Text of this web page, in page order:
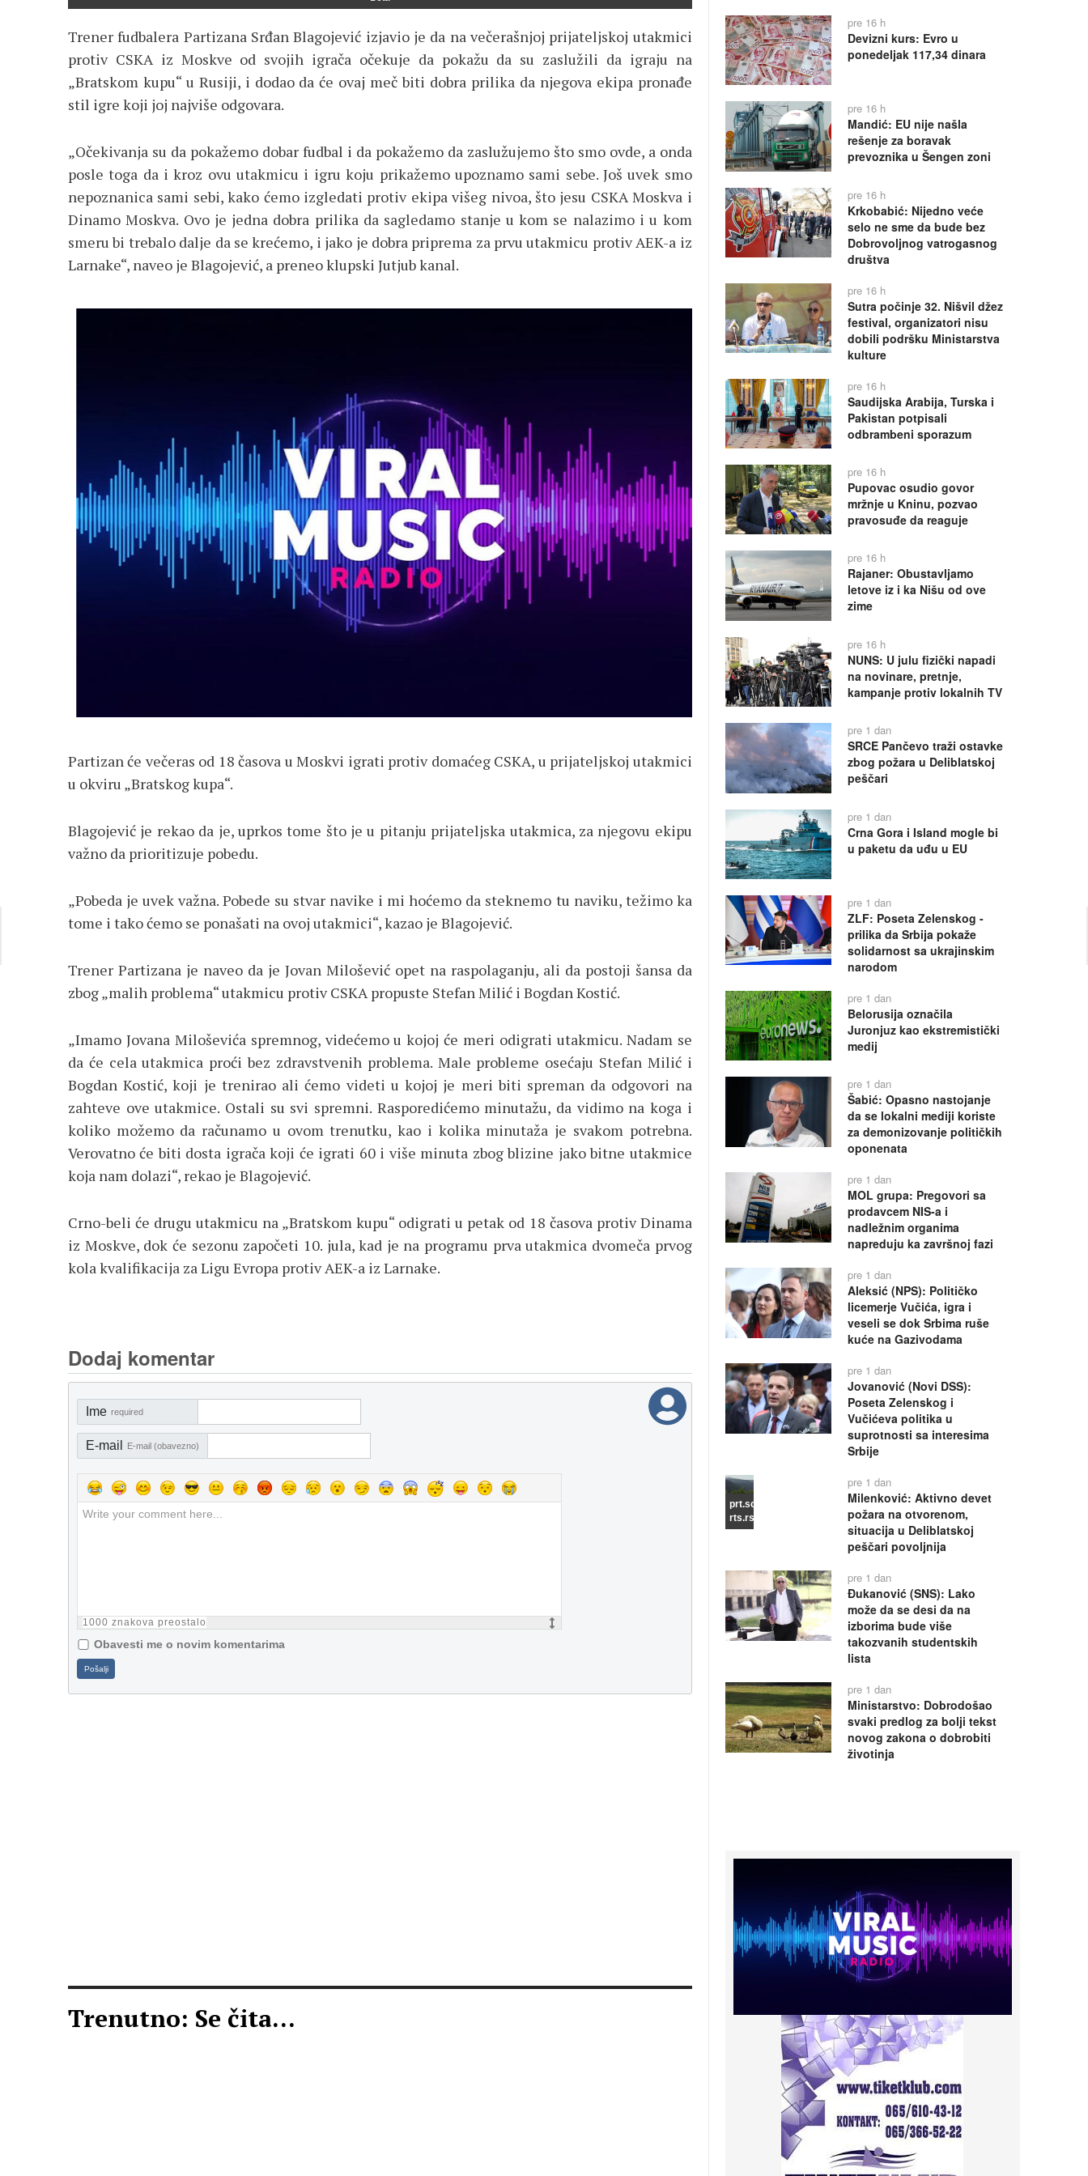
Trener fudbalera Partizana Srđan Blagojević izjavio je da na večerašnjoj prijateljskoj utakmici
protiv CSKA iz Moskve od svojih igrača očekuje da pokažu da su zaslužili da igraju na
„Bratskom kupu“ u Rusiji, i dodao da će ovaj meč biti dobra prilika da njegova ekipa pronađe
stil igre koji joj najviše odgovara.
„Očekivanja su da pokažemo dobar fudbal i da pokažemo da zaslužujemo što smo ovde, a onda
posle toga da i kroz ovu utakmicu i igru koju prikažemo upoznamo sami sebe. Još uvek smo
nepoznanica sami sebi, kako ćemo izgledati protiv ekipa višeg nivoa, što jesu CSKA Moskva i
Dinamo Moskva. Ovo je jedna dobra prilika da sagledamo stanje u kom se nalazimo i u kom
smeru bi trebalo dalje da se krećemo, i jako je dobra priprema za prvu utakmicu protiv AEK-a iz
Larnake“, naveo je Blagojević, a preneo klupski Jutjub kanal.
Partizan će večeras od 18 časova u Moskvi igrati protiv domaćeg CSKA, u prijateljskoj utakmici
u okviru „Bratskog kupa“.
Blagojević je rekao da je, uprkos tome što je u pitanju prijateljska utakmica, za njegovu ekipu
važno da prioritizuje pobedu.
„Pobeda je uvek važna. Pobede su stvar navike i mi hoćemo da steknemo tu naviku, težimo ka
tome i tako ćemo se ponašati na ovoj utakmici“, kazao je Blagojević.
Trener Partizana je naveo da je Jovan Milošević opet na raspolaganju, ali da postoji šansa da
zbog „malih problema“ utakmicu protiv CSKA propuste Stefan Milić i Bogdan Kostić.
„Imamo Jovana Miloševića spremnog, videćemo u kojoj će meri odigrati utakmicu. Nadam se
da će cela utakmica proći bez zdravstvenih problema. Male probleme osećaju Stefan Milić i
Bogdan Kostić, koji je trenirao ali ćemo videti u kojoj je meri biti spreman da odgovori na
zahteve ove utakmice. Ostali su svi spremni. Rasporedićemo minutažu, da vidimo na koga i
koliko možemo da računamo u ovom trenutku, kao i kolika minutaža je svakom potrebna.
Verovatno će biti dosta igrača koji će igrati 60 i više minuta zbog blizine jako bitne utakmice
koja nam dolazi“, rekao je Blagojević.
Crno-beli će drugu utakmicu na „Bratskom kupu“ odigrati u petak od 18 časova protiv Dinama
iz Moskve, dok će sezonu započeti 10. jula, kad je na programu prva utakmica dvomeča prvog
kola kvalifikacija za Ligu Evropa protiv AEK-a iz Larnake.
Dodaj komentar
Ime required
E-mail E-mail (obavezno)
1000 znakova preostalo
Obavesti me o novim komentarima
Pošalji
Trenutno: Se čita...
pre 16 h
Devizni kurs: Evro u
ponedeljak 117,34 dinara
pre 16 h
Mandić: EU nije našla
rešenje za boravak
prevoznika u Šengen zoni
pre 16 h
Krkobabić: Nijedno veće
selo ne sme da bude bez
Dobrovoljnog vatrogasnog
društva
pre 16 h
Sutra počinje 32. Nišvil džez
festival, organizatori nisu
dobili podršku Ministarstva
kulture
pre 16 h
Saudijska Arabija, Turska i
Pakistan potpisali
odbrambeni sporazum
pre 16 h
Pupovac osudio govor
mržnje u Kninu, pozvao
pravosuđe da reaguje
pre 16 h
Rajaner: Obustavljamo
letove iz i ka Nišu od ove
zime
pre 16 h
NUNS: U julu fizički napadi
na novinare, pretnje,
kampanje protiv lokalnih TV
pre 1 dan
SRCE Pančevo traži ostavke
zbog požara u Deliblatskoj
peščari
pre 1 dan
Crna Gora i Island mogle bi
u paketu da uđu u EU
pre 1 dan
ZLF: Poseta Zelenskog -
prilika da Srbija pokaže
solidarnost sa ukrajinskim
narodom
pre 1 dan
Belorusija označila
Juronjuz kao ekstremistički
medij
pre 1 dan
Šabić: Opasno nastojanje
da se lokalni mediji koriste
za demonizovanje političkih
oponenata
pre 1 dan
MOL grupa: Pregovori sa
prodavcem NIS-a i
nadležnim organima
napreduju ka završnoj fazi
pre 1 dan
Aleksić (NPS): Političko
licemerje Vučića, igra i
veseli se dok Srbima ruše
kuće na Gazivodama
pre 1 dan
Jovanović (Novi DSS):
Poseta Zelenskog i
Vučićeva politika u
suprotnosti sa interesima
Srbije
prt.scr
rts.rs
pre 1 dan
Milenković: Aktivno devet
požara na otvorenom,
situacija u Deliblatskoj
peščari povoljnija
pre 1 dan
Đukanović (SNS): Lako
može da se desi da na
izborima bude više
takozvanih studentskih
lista
pre 1 dan
Ministarstvo: Dobrodošao
svaki predlog za bolji tekst
novog zakona o dobrobiti
životinja